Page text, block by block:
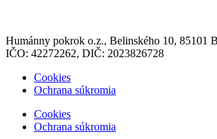
Humánny pokrok o.z., Belinského 10, 85101
IČO: 42272262, DIČ: 2023826728
Cookies
Ochrana súkromia
Cookies
Ochrana súkromia